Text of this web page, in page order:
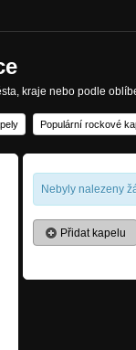
kraje nebo podle
Populární rockové
Nebyly nalezeny
Přidat kapelu